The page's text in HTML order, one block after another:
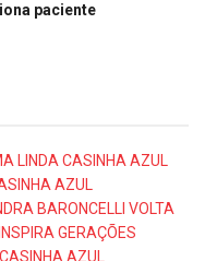
paciente
LINDA CASINHA AZUL
AZUL
BARONCELLI VOLTA
GERAÇÕES
AZUL